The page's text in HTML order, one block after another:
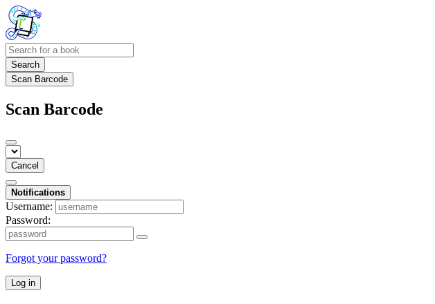
Search
Scan Barcode
Scan Barcode
Cancel
Notifications
Username:
Password:
Forgot your password?
Log in